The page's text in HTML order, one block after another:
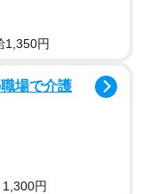
野県松本市では
守り、思いやり、
報まつもとは、今
り」というタイ
かで “松本走
折車優先の迷惑で
危険な運転』『マ
1,350円
場で介護
円